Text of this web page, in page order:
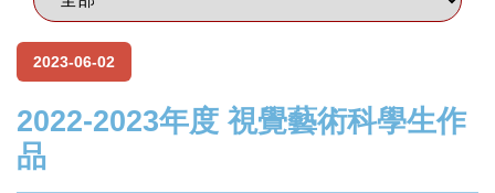
2023-06-02
2022-2023年度 視覺藝術科學生作
品